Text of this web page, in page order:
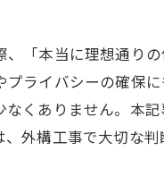
、「本当に理想通り
プライバシーの確保
なくありません。本
、外構工事で大切な